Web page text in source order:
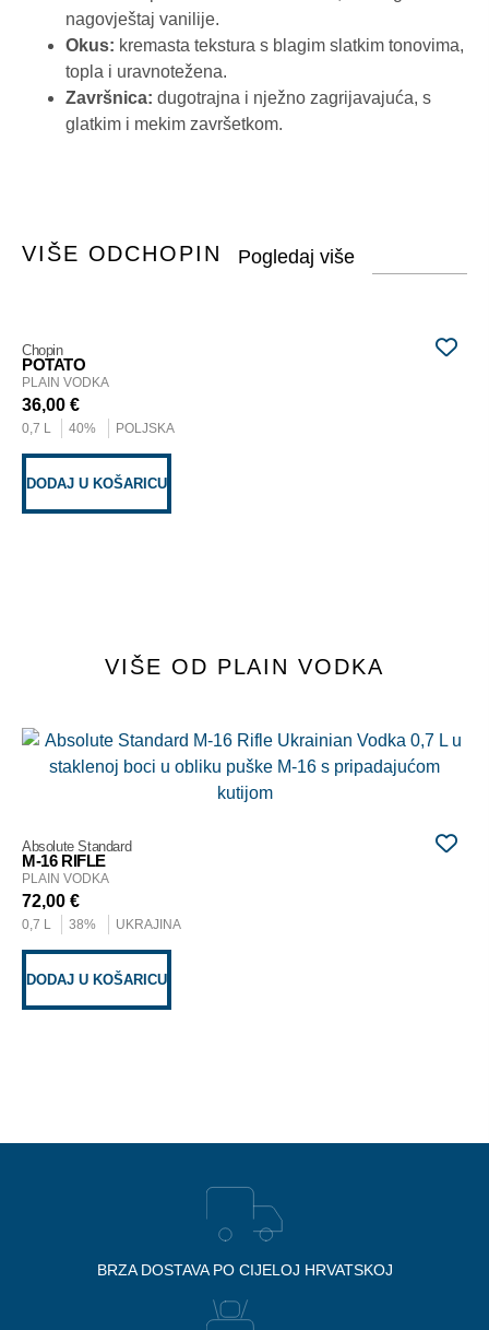
nagovještaj vanilije.
Okus: kremasta tekstura s blagim slatkim tonovima,
topla i uravnotežena.
Završnica: dugotrajna i nježno zagrijavajuća, s
glatkim i mekim završetkom.
VIŠE ODCHOPIN
Chopin
POTATO
PLAIN VODKA
36,00 €
0,7 L 40% POLJSKA
DODAJ U KOŠARICU
VIŠE OD PLAIN VODKA
Absolute Standard
M-16 RIFLE
PLAIN VODKA
72,00 €
0,7 L 38% UKRAJINA
DODAJ U KOŠARICU
BRZA DOSTAVA PO CIJELOJ HRVATSKOJ